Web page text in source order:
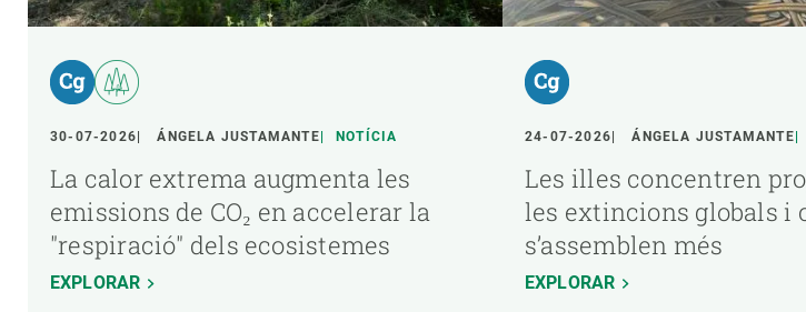
30-07-2026 ÁNGELA JUSTAMANTE NOTÍCIA
La calor extrema augmenta les
emissions de CO₂ en accelerar la
"respiració" dels ecosistemes
EXPLORAR
24-07-2026 ÁNGELA JUSTAMANTE
Les illes concentren
les extincions globals i
s’assemblen més
EXPLORAR